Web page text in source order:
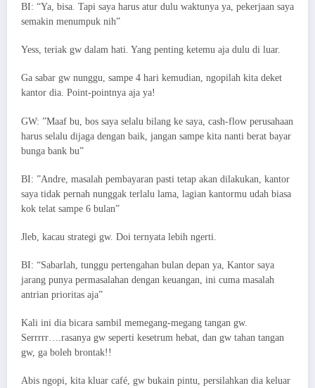
BI: “Ya, bisa. Tapi saya harus atur dulu waktunya ya, pekerjaan saya
semakin menumpuk nih”
Yess, teriak gw dalam hati. Yang penting ketemu aja dulu di luar.
Ga sabar gw nunggu, sampe 4 hari kemudian, ngopilah kita deket
kantor dia. Point-pointnya aja ya!
GW: ”Maaf bu, bos saya selalu bilang ke saya, cash-flow perusahaan
harus selalu dijaga dengan baik, jangan sampe kita nanti berat bayar
bunga bank bu”
BI: ”Andre, masalah pembayaran pasti tetap akan dilakukan, kantor
saya tidak pernah nunggak terlalu lama, lagian kantormu udah biasa
kok telat sampe 6 bulan”
Jleb, kacau strategi gw. Doi ternyata lebih ngerti.
BI: “Sabarlah, tunggu pertengahan bulan depan ya, Kantor saya
jarang punya permasalahan dengan keuangan, ini cuma masalah
antrian prioritas aja”
Kali ini dia bicara sambil memegang-megang tangan gw.
Serrrrr….rasanya gw seperti kesetrum hebat, dan gw tahan tangan
gw, ga boleh brontak!!
Abis ngopi, kita kluar café, gw bukain pintu, persilahkan dia keluar